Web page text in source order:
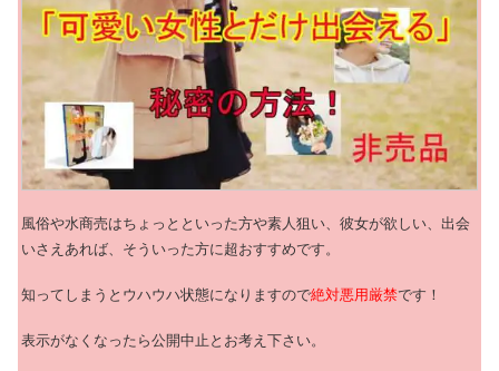
風俗や水商売はちょっとといった方や素人狙い、彼女が欲しい、出会
いさえあれば、そういった方に超おすすめです。
知ってしまうとウハウハ状態になりますので絶対悪用厳禁です！
表示がなくなったら公開中止とお考え下さい。